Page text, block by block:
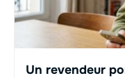
Un revendeur